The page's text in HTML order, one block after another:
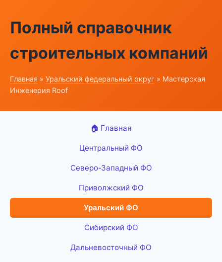
Полный справочник
строительных компаний
Главная » Уральский федеральный округ » Мастерская
Инженерия Roof
🏠 Главная
Центральный ФО
Северо-Западный ФО
Приволжский ФО
Уральский ФО
Сибирский ФО
Дальневосточный ФО